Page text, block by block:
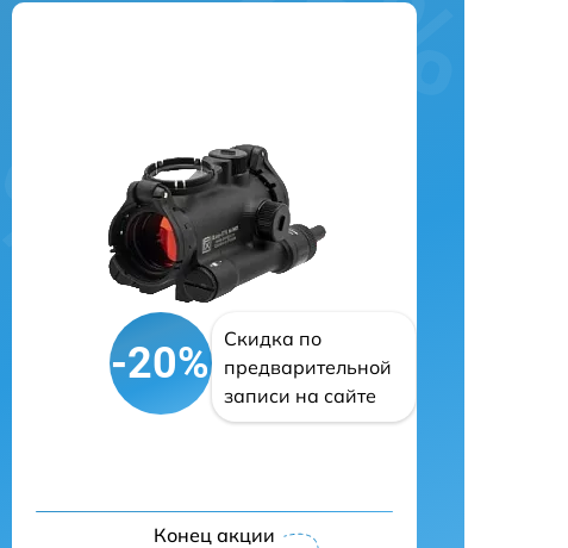
-20%
Скидка по
предварительной
записи на сайте
Конец акции